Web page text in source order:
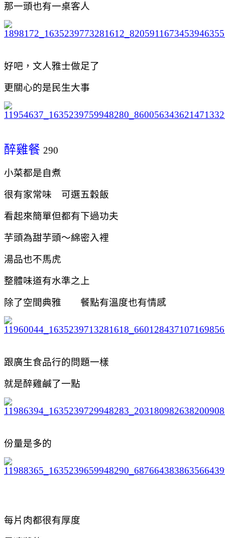
那一頭也有一桌客人
好吧，文人雅士做足了
更關心的是民生大事
醉雞餐 290
小菜都是自煮
很有家常味 可選五穀飯
看起來簡單但都有下過功夫
芋頭為甜芋頭～綿密入裡
湯品也不馬虎
整體味道有水準之上
除了空間典雅 餐點有溫度也有情感
跟廣生食品行的問題一樣
就是醉雞鹹了一點
份量是多的
每片肉都很有厚度